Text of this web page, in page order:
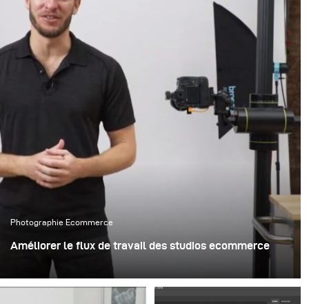
Photographie Ecommerce
Améliorer le flux de travail des studios ecommerce
Présenter des produits avec des images de grande
qualité tout en ayant un flux de travail optimisé est une